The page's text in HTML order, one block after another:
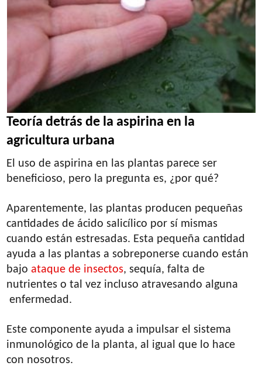
Teoría detrás de la aspirina en la
agricultura urbana
El uso de aspirina en las plantas parece ser
beneficioso, pero la pregunta es, ¿por qué?
Aparentemente, las plantas producen pequeñas
cantidades de ácido salicílico por sí mismas
cuando están estresadas. Esta pequeña cantidad
ayuda a las plantas a sobreponerse cuando están
bajoataque de insectos, sequía, falta de
nutrientes o tal vez incluso atravesando alguna
enfermedad.
Este componente ayuda a impulsar el sistema
inmunológico de la planta, al igual que lo hace
con nosotros.